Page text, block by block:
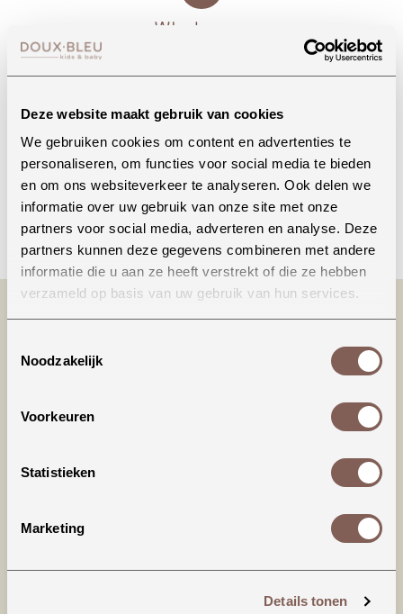
Deze website maakt gebruik van cookies
We gebruiken cookies om content en advertenties te
personaliseren, om functies voor social media te bieden
en om ons websiteverkeer te analyseren. Ook delen we
informatie over uw gebruik van onze site met onze
partners voor social media, adverteren en analyse. Deze
partners kunnen deze gegevens combineren met andere
informatie die u aan ze heeft verstrekt of die ze hebben
verzameld op basis van uw gebruik van hun services.
Noodzakelijk
Voorkeuren
Statistieken
Marketing
Details tonen
Whatsapp
Onze winkel in Uden
Bekijk openingstijden
Bellen
Productinformatie